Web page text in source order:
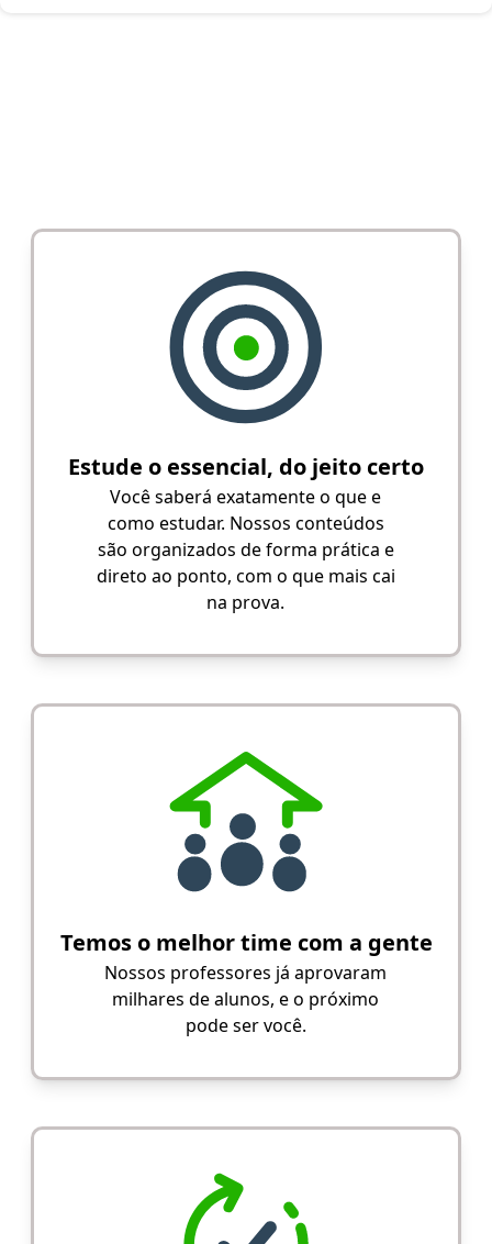
Estude o essencial, do jeito certo
Você saberá exatamente o que e
como estudar. Nossos conteúdos
são organizados de forma prática e
direto ao ponto, com o que mais cai
na prova.
Temos o melhor time com a gente
Nossos professores já aprovaram
milhares de alunos, e o próximo
pode ser você.